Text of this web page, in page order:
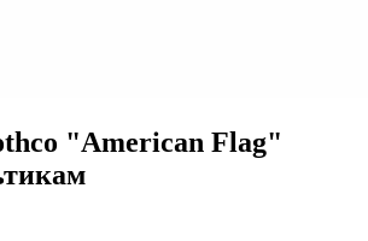
"American Flag"